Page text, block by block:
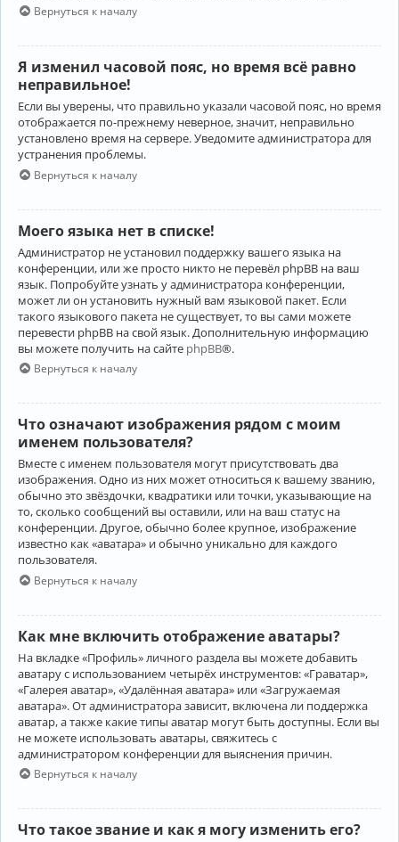
Вернуться к началу
Я изменил часовой пояс, но время всё равно
неправильное!
Если вы уверены, что правильно указали часовой пояс, но время
отображается по-прежнему неверное, значит, неправильно
установлено время на сервере. Уведомите администратора для
устранения проблемы.
Вернуться к началу
Моего языка нет в списке!
Администратор не установил поддержку вашего языка на
конференции, или же просто никто не перевёл phpBB на ваш
язык. Попробуйте узнать у администратора конференции,
может ли он установить нужный вам языковой пакет. Если
такого языкового пакета не существует, то вы сами можете
перевести phpBB на свой язык. Дополнительную информацию
вы можете получить на сайте phpBB®.
Вернуться к началу
Что означают изображения рядом с моим
именем пользователя?
Вместе с именем пользователя могут присутствовать два
изображения. Одно из них может относиться к вашему званию,
обычно это звёздочки, квадратики или точки, указывающие на
то, сколько сообщений вы оставили, или на ваш статус на
конференции. Другое, обычно более крупное, изображение
известно как «аватара» и обычно уникально для каждого
пользователя.
Вернуться к началу
Как мне включить отображение аватары?
На вкладке «Профиль» личного раздела вы можете добавить
аватару с использованием четырёх инструментов: «Граватар»,
«Галерея аватар», «Удалённая аватара» или «Загружаемая
аватара». От администратора зависит, включена ли поддержка
аватар, а также какие типы аватар могут быть доступны. Если вы
не можете использовать аватары, свяжитесь с
администратором конференции для выяснения причин.
Вернуться к началу
Что такое звание и как я могу изменить его?